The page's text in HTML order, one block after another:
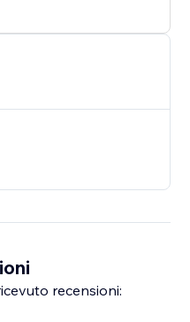
jewelry to interested
recensioni: